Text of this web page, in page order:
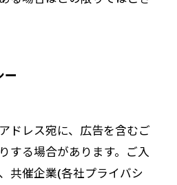
ー
ドレス宛に、広告を含むご
する場合があります。ご入
共催企業(各社プライバシ